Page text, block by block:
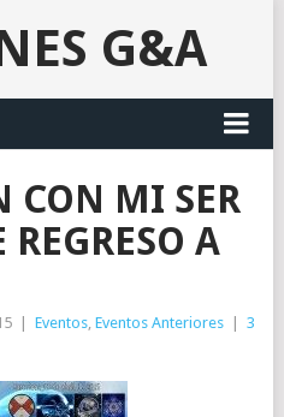
G&A
CON MI SER
A
Eventos, Eventos Anteriores
3